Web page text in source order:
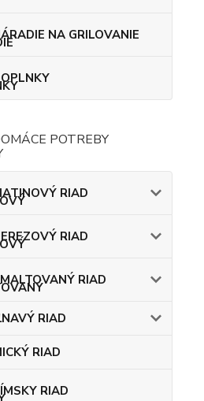
NA GRILOVANIE
POTREBY
RIAD
RIAD
RIAD
RIAD
RIAD
RIAD